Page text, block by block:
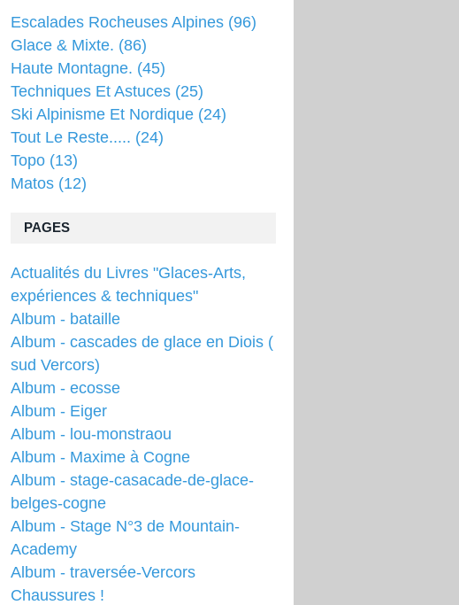
PAGES
Actualités du Livres "Glaces-Arts,
expériences & techniques"
Album - bataille
Album - cascades de glace en Diois (
sud Vercors)
Album - ecosse
Album - Eiger
Album - lou-monstraou
Album - Maxime à Cogne
Album - stage-casacade-de-glace-
belges-cogne
Album - Stage N°3 de Mountain-
Academy
Album - traversée-Vercors
Chaussures !
Escalades Rocheuses Alpines (96)
Glace & Mixte. (86)
Haute Montagne. (45)
Techniques Et Astuces (25)
Ski Alpinisme Et Nordique (24)
Tout Le Reste..... (24)
Topo (13)
Matos (12)